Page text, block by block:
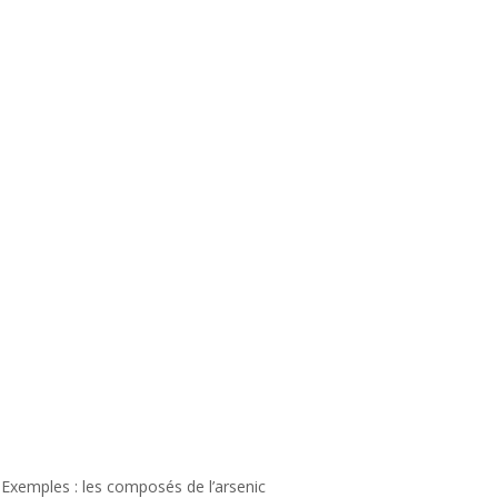
: les composés de l’arsenic